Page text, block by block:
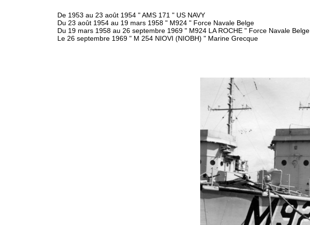
De 1953 au 23 août 1954 " AMS 171 " US NAVY
Du 23 août 1954 au 19 mars 1958 " M924 " Force Navale Belge
Du 19 mars 1958 au 26 septembre 1969 " M924 LA ROCHE " Force Navale Belge
Le 26 septembre 1969 " M 254 NIOVI (NIOBH) " Marine Grecque